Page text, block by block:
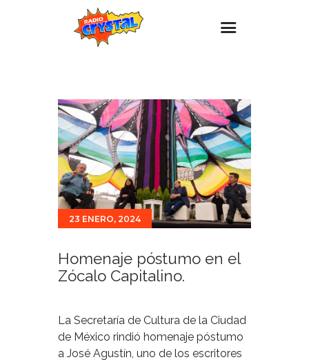
Estaciones
Eventos
Promociones
Noticias
Para ti
Contacto
23 ENERO, 2024
Homenaje póstumo en el
Zócalo Capitalino.
La Secretaría de Cultura de la Ciudad
de México rindió homenaje póstumo
a José Agustín, uno de los escritores